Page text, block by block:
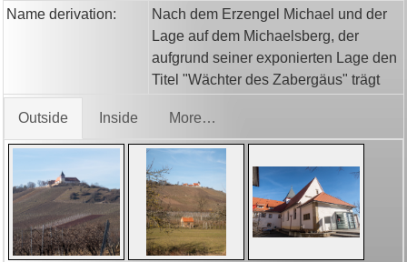
Name derivation:
Nach dem Erzengel Michael und der
Lage auf dem Michaelsberg, der
aufgrund seiner exponierten Lage den
Titel "Wächter des Zabergäus" trägt
Outside Inside More…